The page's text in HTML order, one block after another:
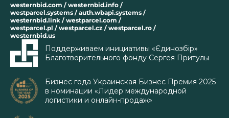
westernbid.com / westernbid.info /
westparcel.systems / auth.wbapi.systems /
westernbid.link / westparcel.com /
westparcel.pl / westparcel.cz / westparcel.ro /
westernbid.us
Поддерживаем инициативы «Єдинозбір»
Благотворительного фонду Сергея Притулы
Бизнес года Украинская Бизнес Премия 2025
в номинации «Лидер международной
логистики и онлайн-продаж»